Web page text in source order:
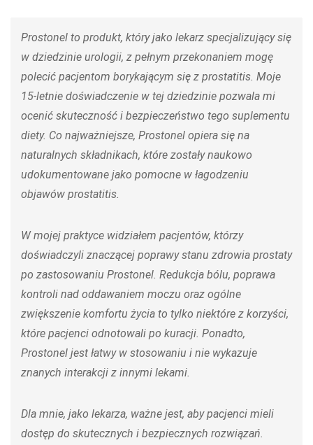
Prostonel to produkt, który jako lekarz specjalizujący się
w dziedzinie urologii, z pełnym przekonaniem mogę
polecić pacjentom borykającym się z prostatitis. Moje
15-letnie doświadczenie w tej dziedzinie pozwala mi
ocenić skuteczność i bezpieczeństwo tego suplementu
diety. Co najważniejsze, Prostonel opiera się na
naturalnych składnikach, które zostały naukowo
udokumentowane jako pomocne w łagodzeniu
objawów prostatitis.
W mojej praktyce widziałem pacjentów, którzy
doświadczyli znaczącej poprawy stanu zdrowia prostaty
po zastosowaniu Prostonel. Redukcja bólu, poprawa
kontroli nad oddawaniem moczu oraz ogólne
zwiększenie komfortu życia to tylko niektóre z korzyści,
które pacjenci odnotowali po kuracji. Ponadto,
Prostonel jest łatwy w stosowaniu i nie wykazuje
znanych interakcji z innymi lekami.
Dla mnie, jako lekarza, ważne jest, aby pacjenci mieli
dostęp do skutecznych i bezpiecznych rozwiązań.